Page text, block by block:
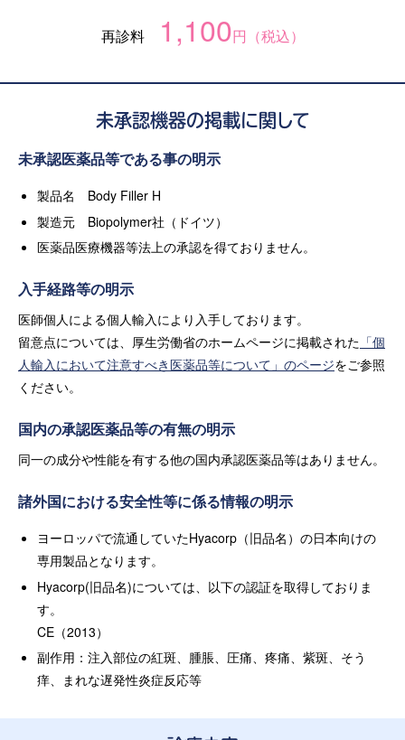
再診料 1,100円（税込）
未承認機器の掲載に関して
未承認医薬品等である事の明示
製品名 Body Filler H
製造元 Biopolymer社（ドイツ）
医薬品医療機器等法上の承認を得ておりません。
入手経路等の明示
医師個人による個人輸入により入手しております。
留意点については、厚生労働省のホームページに掲載された 「個
人輸入において注意すべき医薬品等について」のページをご参照
ください。
国内の承認医薬品等の有無の明示
同一の成分や性能を有する他の国内承認医薬品等はありません。
諸外国における安全性等に係る情報の明示
ヨーロッパで流通していたHyacorp（旧品名）の日本向けの
専用製品となります。
Hyacorp(旧品名)については、以下の認証を取得しておりま
す。
CE（2013）
副作用：注入部位の紅斑、腫脹、圧痛、疼痛、紫斑、そう
痒、まれな遅発性炎症反応等